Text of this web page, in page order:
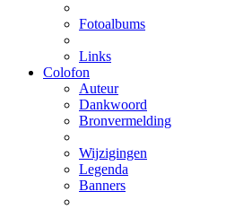
Fotoalbums
Links
Colofon
Auteur
Dankwoord
Bronvermelding
Wijzigingen
Legenda
Banners